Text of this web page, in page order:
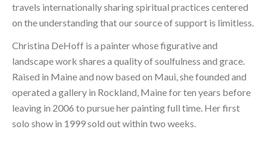
travels internationally sharing spiritual practices centered
on the understanding that our source of support is limitless.
Christina DeHoff is a painter whose figurative and
landscape work shares a quality of soulfulness and grace.
Raised in Maine and now based on Maui, she founded and
operated a gallery in Rockland, Maine for ten years before
leaving in 2006 to pursue her painting full time. Her first
solo show in 1999 sold out within two weeks.